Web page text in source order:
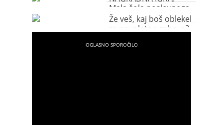
oblačenja
Mala šola poslovnega
oblačenja
Že veš, kaj boš oblekel
za novoletno zabavo?